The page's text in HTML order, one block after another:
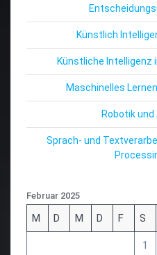
Künstlich
Künstliche Intelligenz
Maschinelles
Robotik
Sprach- und
Februar 2025
M D M D F S
1